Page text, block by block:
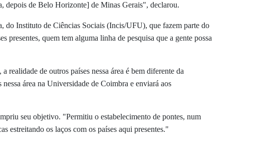
depois de Belo Horizonte] de Minas Gerais", declarou.
do Instituto de Ciências Sociais (Incis/UFU), que fazem parte do
quem tem alguma linha de pesquisa que a gente possa
realidade de outros países nessa área é bem diferente da
área na Universidade de Coimbra e enviará aos
seu objetivo. "Permitiu o estabelecimento de pontes, num
estreitando os laços com os países aqui presentes."